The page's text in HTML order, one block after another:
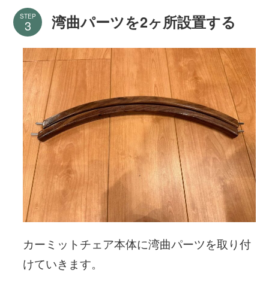
STEP 湾曲パーツを2ヶ所設置する
カーミットチェア本体に湾曲パーツを取り付
けていきます。